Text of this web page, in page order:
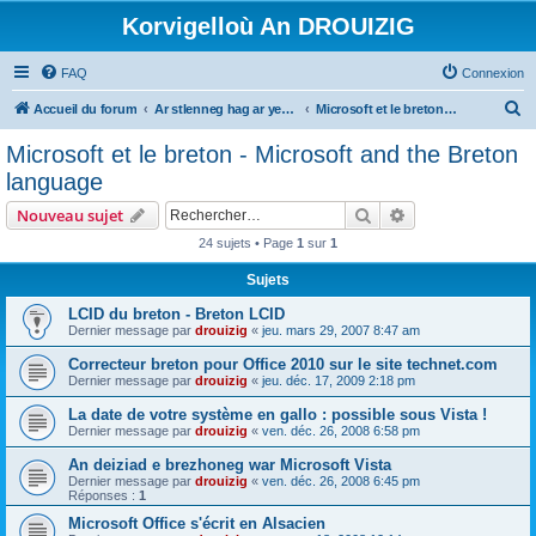
Korvigelloù An DROUIZIG
FAQ Connexion
Accueil du forum Ar stlenneg hag ar yezhoù bihan er bed a-bezh Microsoft et le breton - Microsoft and the Breton language
Microsoft et le breton - Microsoft and the Breton
language
Nouveau sujet Rechercher
24 sujets • Page 1 sur 1
Sujets
LCID du breton - Breton LCID
Dernier message par drouizig « jeu. mars 29, 2007 8:47 am
Correcteur breton pour Office 2010 sur le site technet.com
Dernier message par drouizig « jeu. déc. 17, 2009 2:18 pm
La date de votre système en gallo : possible sous Vista !
Dernier message par drouizig « ven. déc. 26, 2008 6:58 pm
An deiziad e brezhoneg war Microsoft Vista
Dernier message par drouizig « ven. déc. 26, 2008 6:45 pm
Réponses : 1
Microsoft Office s'écrit en Alsacien